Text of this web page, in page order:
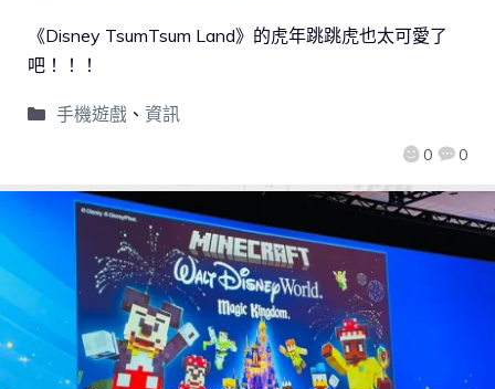
0 0
《Disney TsumTsum Land》的虎年跳跳虎也太可愛了
吧！！！
手機遊戲、 資訊